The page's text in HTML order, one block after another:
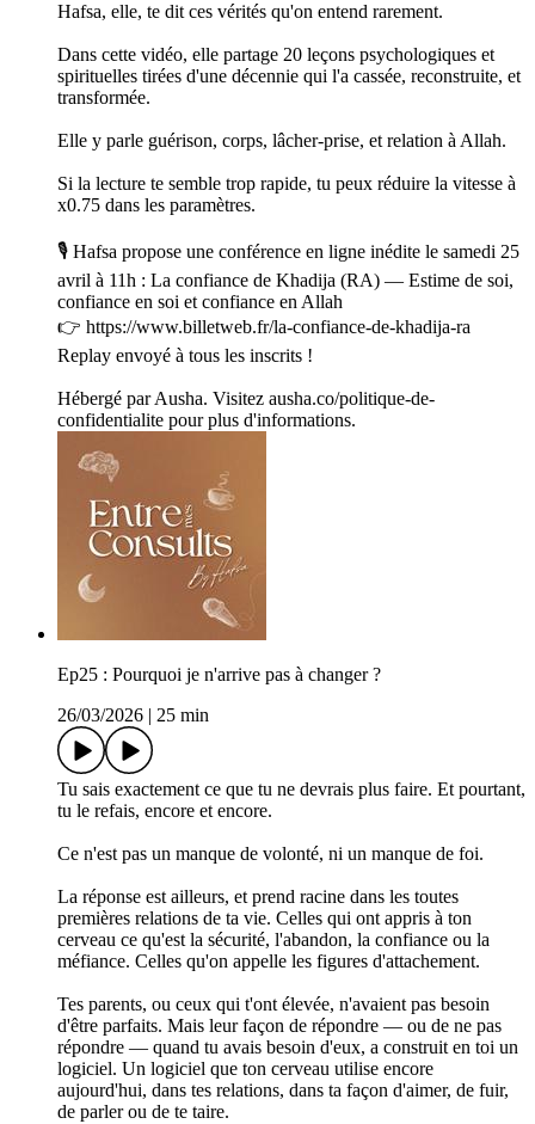
Hafsa, elle, te dit ces vérités qu'on entend rarement.
Dans cette vidéo, elle partage 20 leçons psychologiques et
spirituelles tirées d'une décennie qui l'a cassée, reconstruite, et
transformée.
Elle y parle guérison, corps, lâcher-prise, et relation à Allah.
Si la lecture te semble trop rapide, tu peux réduire la vitesse à
x0.75 dans les paramètres.
🎙 Hafsa propose une conférence en ligne inédite le samedi 25
avril à 11h : La confiance de Khadija (RA) — Estime de soi,
confiance en soi et confiance en Allah
👉 https://www.billetweb.fr/la-confiance-de-khadija-ra
Replay envoyé à tous les inscrits !
Hébergé par Ausha. Visitez ausha.co/politique-de-
confidentialite pour plus d'informations.
Ep25 : Pourquoi je n'arrive pas à changer ?
26/03/2026
25 min
Tu sais exactement ce que tu ne devrais plus faire. Et pourtant,
tu le refais, encore et encore.
Ce n'est pas un manque de volonté, ni un manque de foi.
La réponse est ailleurs, et prend racine dans les toutes
premières relations de ta vie. Celles qui ont appris à ton
cerveau ce qu'est la sécurité, l'abandon, la confiance ou la
méfiance. Celles qu'on appelle les figures d'attachement.
Tes parents, ou ceux qui t'ont élevée, n'avaient pas besoin
d'être parfaits. Mais leur façon de répondre — ou de ne pas
répondre — quand tu avais besoin d'eux, a construit en toi un
logiciel. Un logiciel que ton cerveau utilise encore
aujourd'hui, dans tes relations, dans ta façon d'aimer, de fuir,
de parler ou de te taire.